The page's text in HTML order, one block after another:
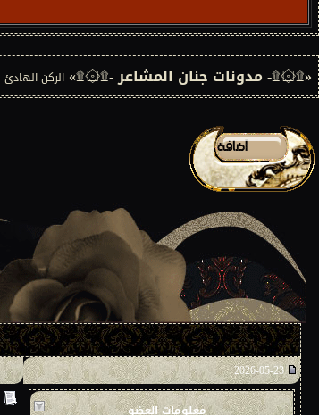
«۩۞۩- مدونات جنان المشاعر -۩۞۩» الركن الهادئ
2026-05-23
معلوماتالعضو